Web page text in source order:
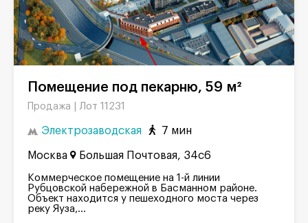
Помещение под пекарню, 59 м²
Продажа | Лот 11231
Электрозаводская 7 мин
Москва Большая Почтовая, 34с6
Коммерческое помещение на 1-й линии
Рубцовской набережной в Басманном районе.
Объект находится у пешеходного моста через
реку Яуза,...